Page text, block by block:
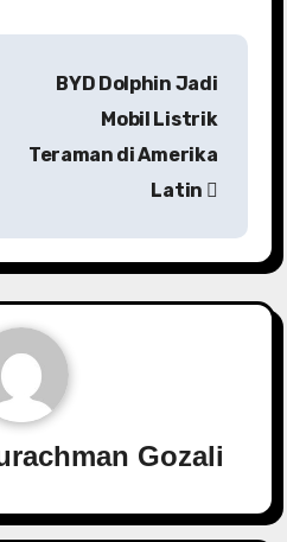
BYD Dolphin Jadi
Mobil Listrik
Teraman di Amerika
Latin
Gozali